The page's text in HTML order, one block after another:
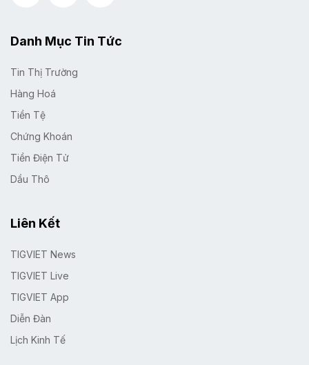
Danh Mục Tin Tức
Tin Thị Trường
Hàng Hoá
Tiền Tệ
Chứng Khoán
Tiền Điện Tử
Dầu Thô
Liên Kết
TIGVIET News
TIGVIET Live
TIGVIET App
Diễn Đàn
Lịch Kinh Tế